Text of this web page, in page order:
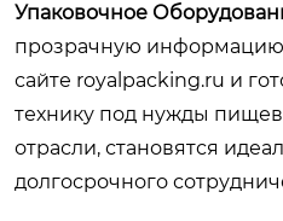
Упаковочное
прозрачную информацию
сайте royalpacking.ru и
технику под нужды
отрасли, становятся
долгосрочного